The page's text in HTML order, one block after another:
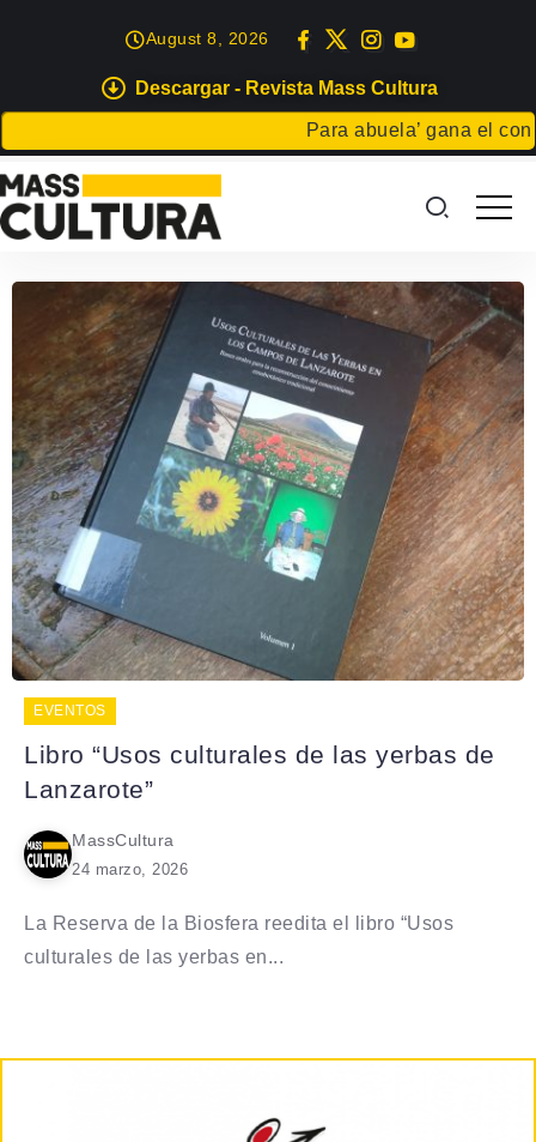
Descargar - Revista Mass Cultura
Para abuela’ gana el
August 8, 2026
EVENTOS
Libro “Usos culturales de las yerbas de
Lanzarote”
MassCultura
24 marzo, 2026
La Reserva de la Biosfera reedita el libro “Usos
culturales de las yerbas en...